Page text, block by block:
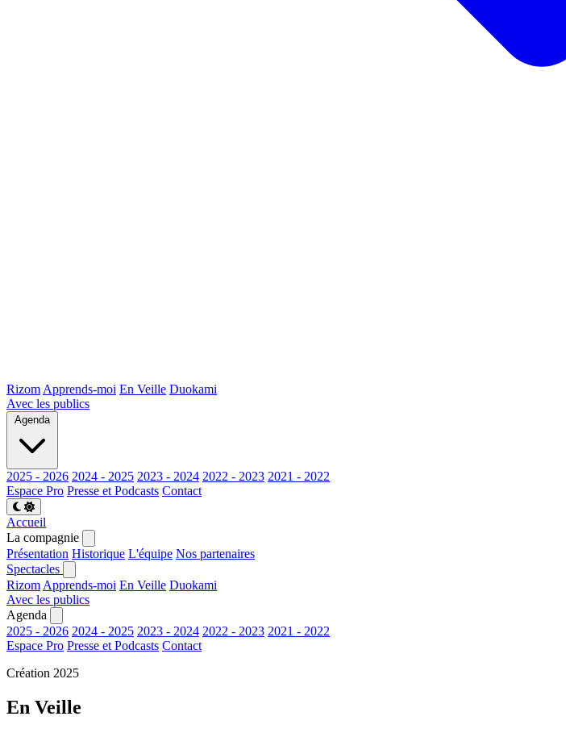
Rizom Apprends-moi En Veille Duokami
Avec les publics
Agenda
2025 - 2026 2024 - 2025 2023 - 2024 2022 - 2023 2021 - 2022
Espace Pro Presse et Podcasts Contact
Accueil
La compagnie
Présentation Historique L'équipe Nos partenaires
Spectacles
Rizom Apprends-moi En Veille Duokami
Avec les publics
Agenda
2025 - 2026 2024 - 2025 2023 - 2024 2022 - 2023 2021 - 2022
Espace Pro Presse et Podcasts Contact
Création 2025
En Veille